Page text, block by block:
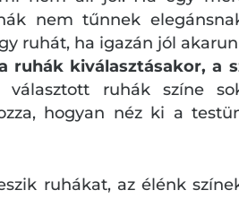
nem tűnnek
ruhát, ha igazán jól
ruhák kiválasztásakor, a
ruhák színe
hogyan néz ki a
ruhákat, az élénk